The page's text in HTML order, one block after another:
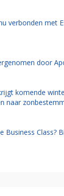
verbonden met
door
komende
naar
Business Class?